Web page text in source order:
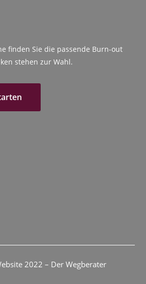
finden Sie die passende Burn-out
stehen zur Wahl.
2022 – Der Wegberater